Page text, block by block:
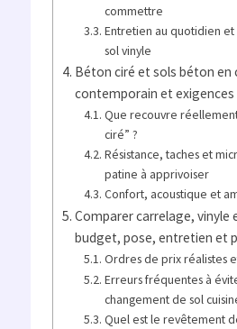
commettre
Entretien au quotidien
sol vinyle
Béton ciré et sols béton en
contemporain et exigences
Que recouvre
ciré” ?
Résistance, taches et
patine à apprivoiser
Confort, acoustique et
Comparer carrelage, vinyle
budget, pose, entretien et
Ordres de prix réalistes
Erreurs fréquentes à
changement de sol
Quel est le revêtement